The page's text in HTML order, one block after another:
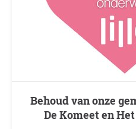
Behoud van onze gemeentescholen
De Komeet en